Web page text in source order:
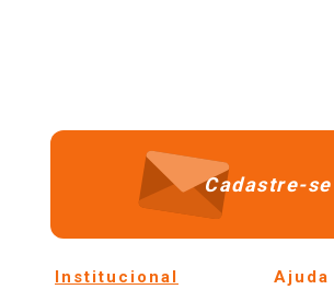
Cadastre-
Institucional Ajuda